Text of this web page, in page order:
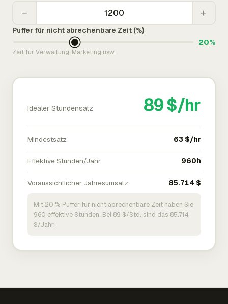
− +
Puffer für nicht abrechenbare Zeit (%)
20%
Zeit für Verwaltung, Marketing usw.
Idealer Stundensatz 89 $/hr
Mindestsatz 63 $/hr
Effektive Stunden/Jahr 960h
Voraussichtlicher Jahresumsatz 85.714 $
Mit 20 % Puffer für nicht abrechenbare Zeit haben Sie
960 effektive Stunden. Bei 89 $/Std. sind das 85.714
$/Jahr.